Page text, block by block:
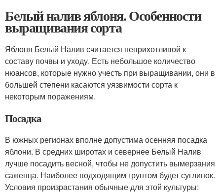
Белый налив яблоня. Особенности
выращивания сорта
Яблоня Белый Налив считается неприхотливой к
составу почвы и уходу. Есть небольшое количество
нюансов, которые нужно учесть при выращивании, они в
большей степени касаются уязвимости сорта к
некоторым поражениям.
Посадка
В южных регионах вполне допустима осенняя посадка
яблони. В средних широтах и севернее Белый Налив
лучше посадить весной, чтобы не допустить вымерзания
саженца. Наиболее подходящим грунтом будет суглинок.
Условия произрастания обычные для этой культуры: